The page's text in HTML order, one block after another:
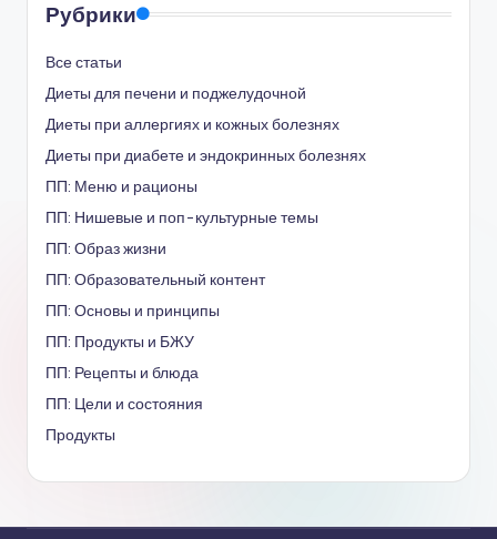
Рубрики
Все статьи
Диеты для печени и поджелудочной
Диеты при аллергиях и кожных болезнях
Диеты при диабете и эндокринных болезнях
ПП: Меню и рационы
ПП: Нишевые и поп-культурные темы
ПП: Образ жизни
ПП: Образовательный контент
ПП: Основы и принципы
ПП: Продукты и БЖУ
ПП: Рецепты и блюда
ПП: Цели и состояния
Продукты